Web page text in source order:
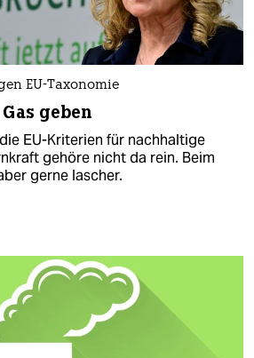
EU-Taxonomie
geben
EU-Kriterien für nachhaltige
gehöre nicht da rein. Beim
gerne lascher.